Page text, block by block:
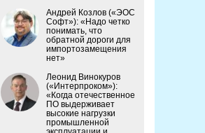
Андрей Козлов («ЭОС
Софт»): «Надо четко
понимать, что
обратной дороги для
импортозамещения
нет»
Леонид Винокуров
(«Интерпроком»):
«Когда отечественное
ПО выдерживает
высокие нагрузки
промышленной